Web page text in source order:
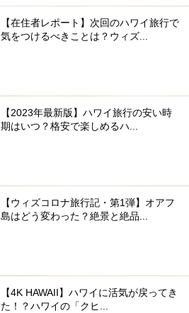
【在住者レポート】次回のハワイ旅行で
気をつけるべきことは？ウィズ...
【2023年最新版】ハワイ旅行の安い時
期はいつ？格安で楽しめるハ...
【ウィズコロナ旅行記・第1弾】オアフ
島はどう変わった？絶景と絶品...
【4K HAWAII】ハワイに活気が戻ってき
た！？ハワイの「クヒ...